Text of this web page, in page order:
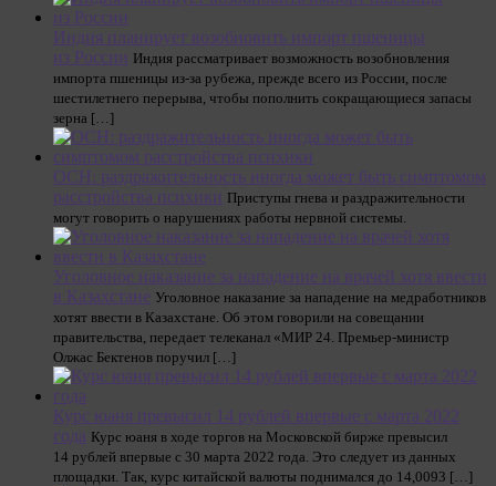
Индия планирует возобновить импорт пшеницы
из России Индия рассматривает возможность возобновления
импорта пшеницы из-за рубежа, прежде всего из России, после
шестилетнего перерыва, чтобы пополнить сокращающиеся запасы
зерна […]
ОСН: раздражительность иногда может быть симптомом
расстройства психики Приступы гнева и раздражительности
могут говорить о нарушениях работы нервной системы.
Уголовное наказание за нападение на врачей хотя ввести
в Казахстане Уголовное наказание за нападение на медработников
хотят ввести в Казахстане. Об этом говорили на совещании
правительства, передает телеканал «МИР 24. Премьер-министр
Олжас Бектенов поручил […]
Курс юаня превысил 14 рублей впервые с марта 2022
года Курс юаня в ходе торгов на Московской бирже превысил
14 рублей впервые с 30 марта 2022 года. Это следует из данных
площадки. Так, курс китайской валюты поднимался до 14,0093 […]